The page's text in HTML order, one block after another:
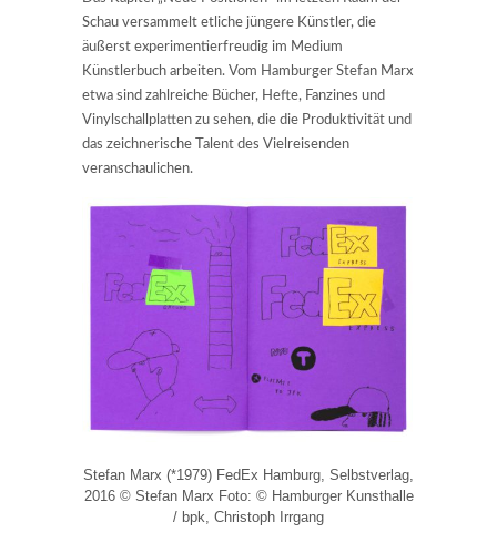
Schau versammelt etliche jüngere Künstler, die
äußerst experimentierfreudig im Medium
Künstlerbuch arbeiten. Vom Hamburger Stefan Marx
etwa sind zahlreiche Bücher, Hefte, Fanzines und
Vinylschallplatten zu sehen, die die Produktivität und
das zeichnerische Talent des Vielreisenden
veranschaulichen.
Stefan Marx (*1979) FedEx Hamburg, Selbstverlag,
2016 © Stefan Marx Foto: © Hamburger Kunsthalle
/ bpk, Christoph Irrgang